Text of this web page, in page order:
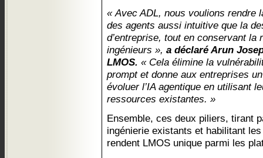
« Avec ADL, nous voulions rendre
des agents aussi intuitive que la
d’entreprise, tout en conservant la
ingénieurs », a déclaré Arun
LMOS. « Cela élimine la
prompt et donne aux entreprises
évoluer l’IA agentique en utilisant
ressources existantes. »
Ensemble, ces deux piliers, tirant
ingénierie existants et habilitant
rendent LMOS unique parmi les